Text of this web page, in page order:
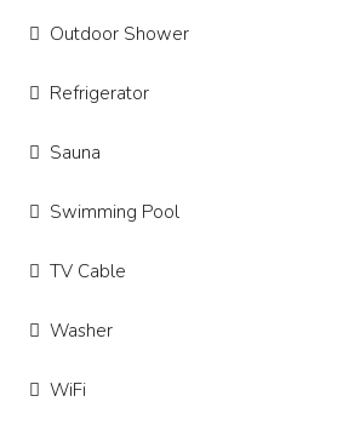
Outdoor Shower
Refrigerator
Sauna
Swimming Pool
TV Cable
Washer
WiFi